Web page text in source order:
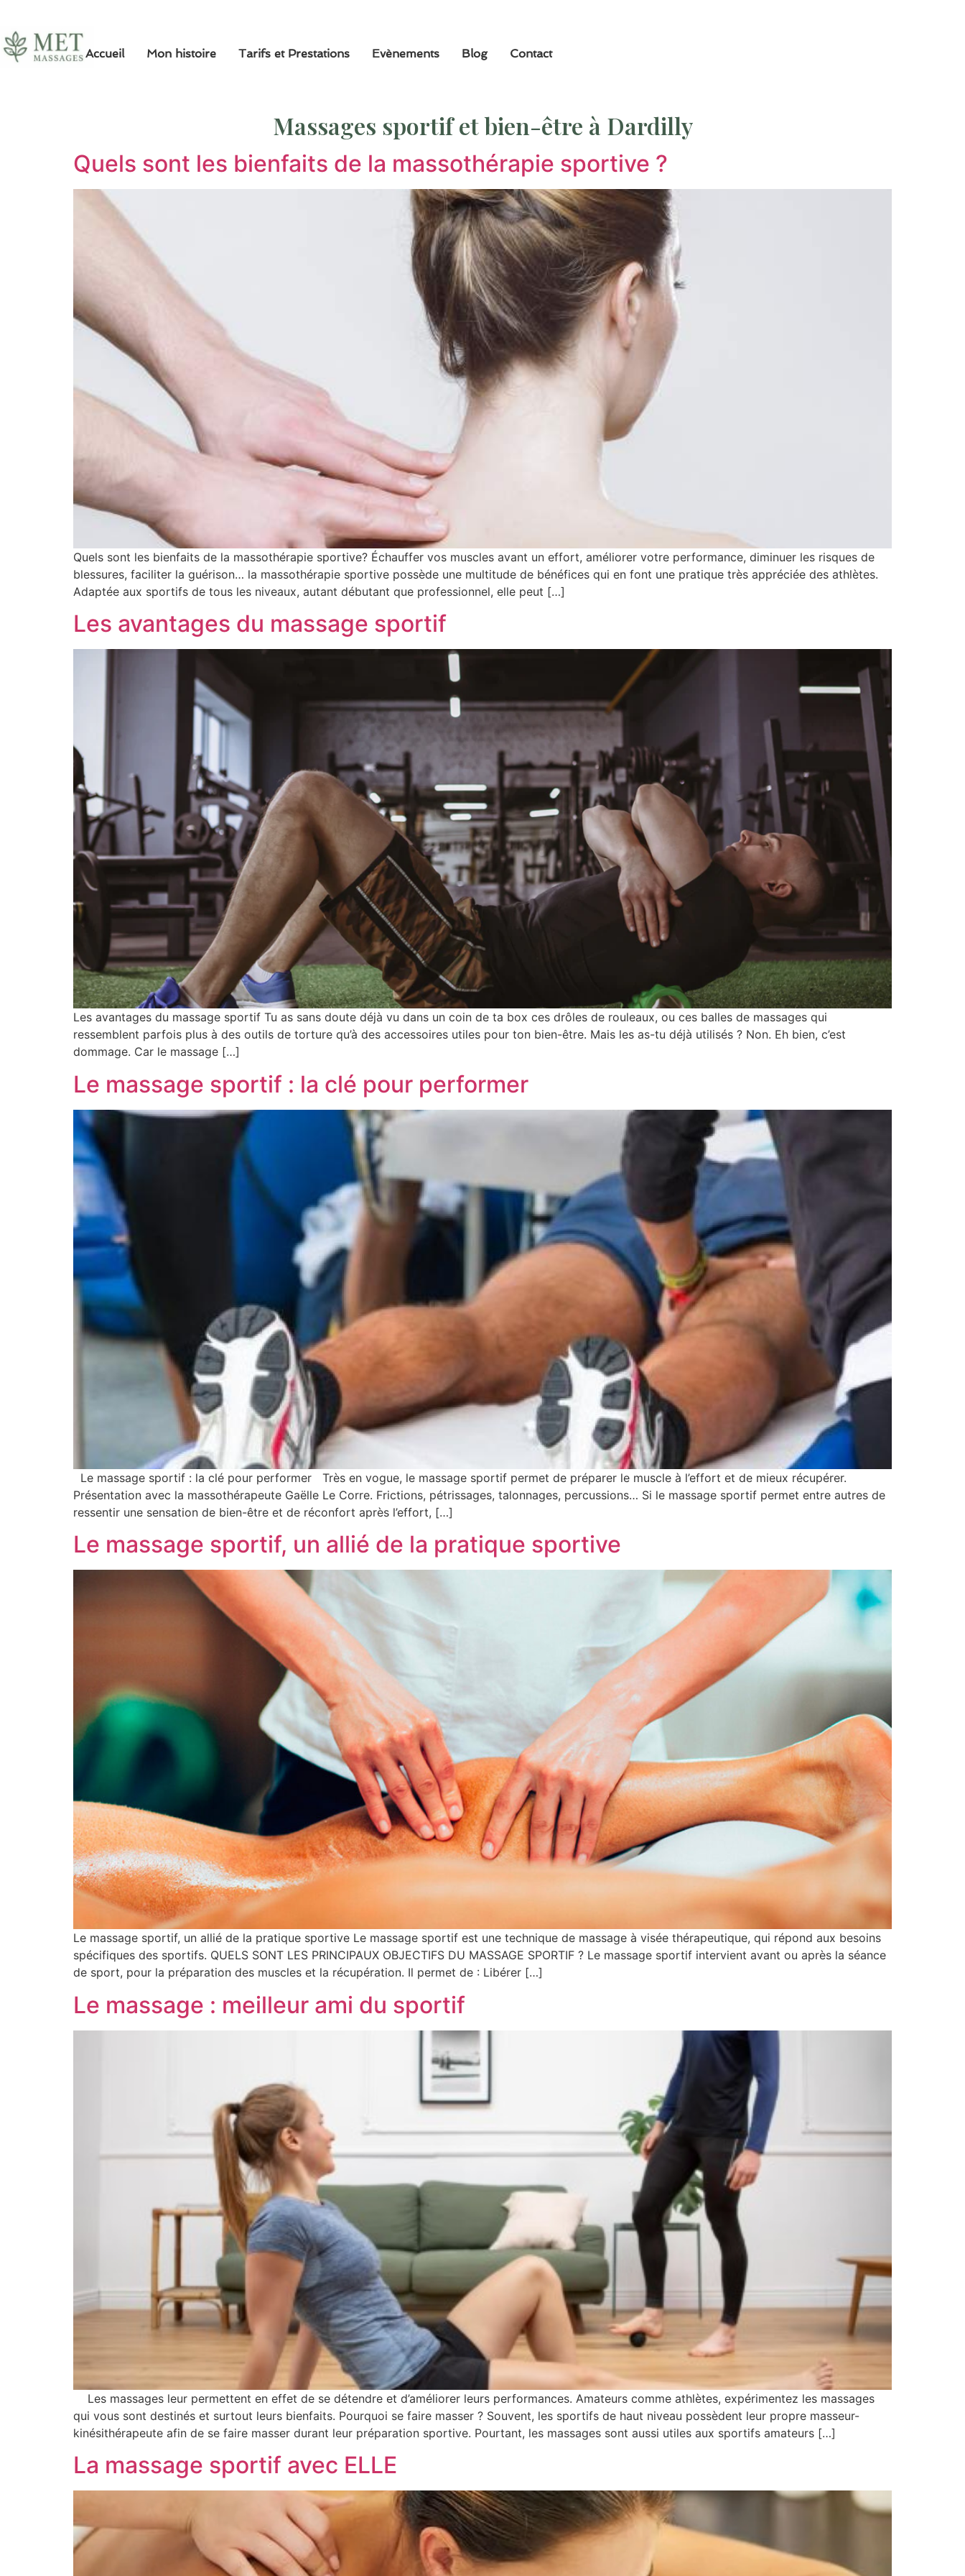
Accueil Mon histoire Tarifs et Prestations Evènements Blog Contact
Massages sportif et bien-être à Dardilly
Quels sont les bienfaits de la massothérapie sportive ?
Quels sont les bienfaits de la massothérapie sportive? Échauffer vos muscles avant un effort, améliorer votre performance, diminuer les risques de
blessures, faciliter la guérison… la massothérapie sportive possède une multitude de bénéfices qui en font une pratique très appréciée des athlètes.
Adaptée aux sportifs de tous les niveaux, autant débutant que professionnel, elle peut […]
Les avantages du massage sportif
Les avantages du massage sportif Tu as sans doute déjà vu dans un coin de ta box ces drôles de rouleaux, ou ces balles de massages qui
ressemblent parfois plus à des outils de torture qu’à des accessoires utiles pour ton bien-être. Mais les as-tu déjà utilisés ? Non. Eh bien, c’est
dommage. Car le massage […]
Le massage sportif : la clé pour performer
Le massage sportif : la clé pour performer Très en vogue, le massage sportif permet de préparer le muscle à l’effort et de mieux récupérer.
Présentation avec la massothérapeute Gaëlle Le Corre. Frictions, pétrissages, talonnages, percussions… Si le massage sportif permet entre autres de
ressentir une sensation de bien-être et de réconfort après l’effort, […]
Le massage sportif, un allié de la pratique sportive
Le massage sportif, un allié de la pratique sportive Le massage sportif est une technique de massage à visée thérapeutique, qui répond aux besoins
spécifiques des sportifs. QUELS SONT LES PRINCIPAUX OBJECTIFS DU MASSAGE SPORTIF ? Le massage sportif intervient avant ou après la séance
de sport, pour la préparation des muscles et la récupération. Il permet de : Libérer […]
Le massage : meilleur ami du sportif
Les massages leur permettent en effet de se détendre et d’améliorer leurs performances. Amateurs comme athlètes, expérimentez les massages
qui vous sont destinés et surtout leurs bienfaits. Pourquoi se faire masser ? Souvent, les sportifs de haut niveau possèdent leur propre masseur-
kinésithérapeute afin de se faire masser durant leur préparation sportive. Pourtant, les massages sont aussi utiles aux sportifs amateurs […]
La massage sportif avec ELLE